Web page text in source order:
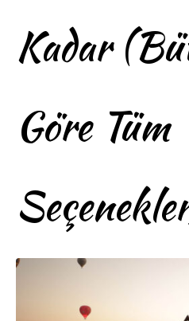
Kadar
Göre Tüm